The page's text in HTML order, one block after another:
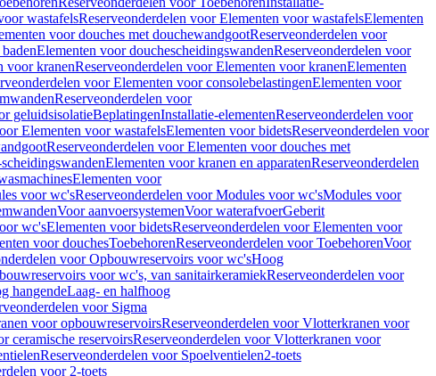
wastafelsReserveonderdelen voor Elementen voor wastafelsElementen
voor douches met douchewandgootReserveonderdelen voor
Elementen voor douchescheidingswandenReserveonderdelen voor
voor kranenReserveonderdelen voor Elementen voor kranenElementen
voor Elementen voor consolebelastingenElementen voor
Reserveonderdelen voor
geluidsisolatieBeplatingenInstallatie-elementenReserveonderdelen voor
Elementen voor wastafelsElementen voor bidetsReserveonderdelen voor
Reserveonderdelen voor Elementen voor douches met
Elementen voor kranen en apparatenReserveonderdelen
Elementen voor
voor wc'sReserveonderdelen voor Modules voor wc'sModules voor
Voor aanvoersystemenVoor waterafvoerGeberit
wc'sElementen voor bidetsReserveonderdelen voor Elementen voor
voor douchesToebehorenReserveonderdelen voor ToebehorenVoor
voor Opbouwreservoirs voor wc'sHoog
voor wc's, van sanitairkeramiekReserveonderdelen voor
hangendeLaag- en halfhoog
voor Sigma
voor opbouwreservoirsReserveonderdelen voor Vlotterkranen voor
ceramische reservoirsReserveonderdelen voor Vlotterkranen voor
Reserveonderdelen voor Spoelventielen2-toets
voor 2-toets